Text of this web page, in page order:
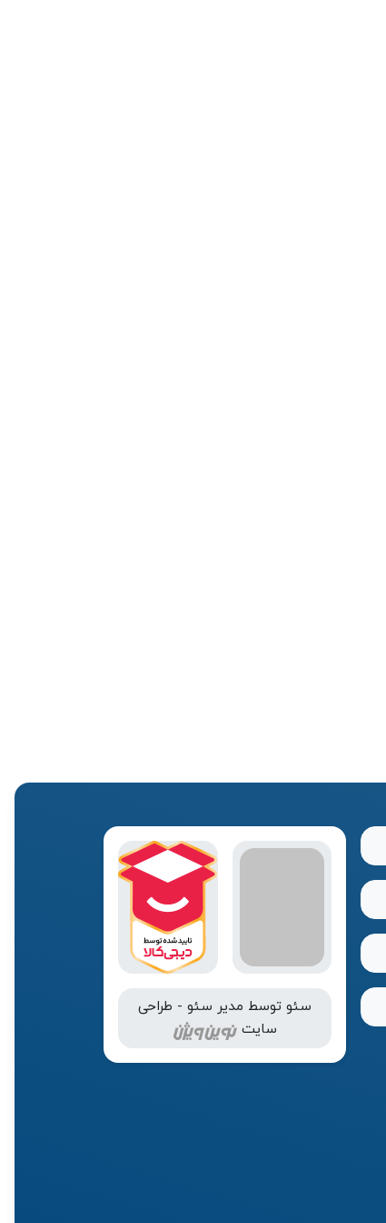
سئو توسط مدیر سئو - طراحی
سایت